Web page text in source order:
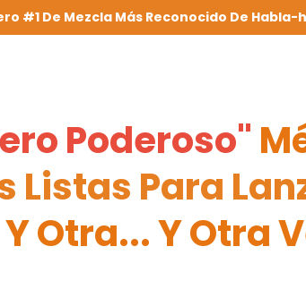
#1 De Mezcla Más Reconocido De Habla-
Poderoso"
Listas Para
Otra...Y Otra